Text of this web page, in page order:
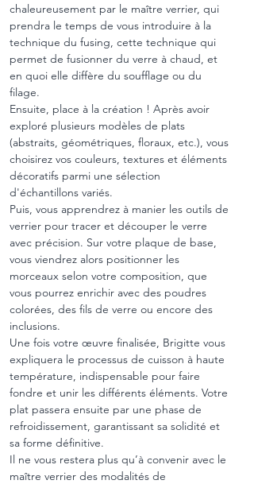
chaleureusement par le maître verrier, qui
prendra le temps de vous introduire à la
technique du fusing, cette technique qui
permet de fusionner du verre à chaud, et
en quoi elle diffère du soufflage ou du
filage.
Ensuite, place à la création ! Après avoir
exploré plusieurs modèles de plats
(abstraits, géométriques, floraux, etc.), vous
choisirez vos couleurs, textures et éléments
décoratifs parmi une sélection
d'échantillons variés.
Puis, vous apprendrez à manier les outils de
verrier pour tracer et découper le verre
avec précision. Sur votre plaque de base,
vous viendrez alors positionner les
morceaux selon votre composition, que
vous pourrez enrichir avec des poudres
colorées, des fils de verre ou encore des
inclusions.
Une fois votre œuvre finalisée, Brigitte vous
expliquera le processus de cuisson à haute
température, indispensable pour faire
fondre et unir les différents éléments. Votre
plat passera ensuite par une phase de
refroidissement, garantissant sa solidité et
sa forme définitive.
Il ne vous restera plus qu’à convenir avec le
maître verrier des modalités de